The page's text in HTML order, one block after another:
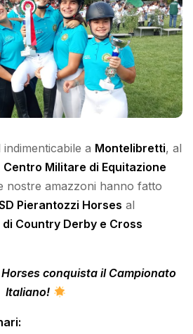
a Montelibretti, al
Centro Militare di Equitazione
nostre amazzoni hanno fatto
Pierantozzi Horses al
Country Derby e Cross
conquista il Campionato
Italiano!